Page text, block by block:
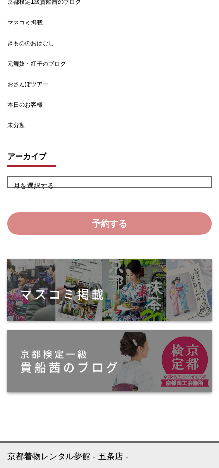
京都検定1級貴船茜のブログ
マスコミ掲載
きもののおはなし
元舞妓・紅子のブログ
おさんぽツアー
本日のお客様
未分類
アーカイブ
月を選択する
予約する
京都着物レンタル夢館 五条店